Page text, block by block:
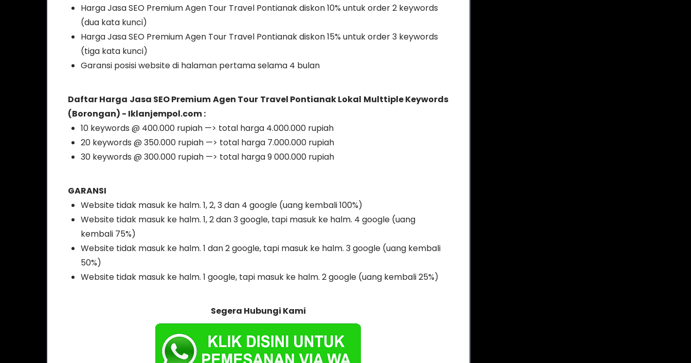
Harga Jasa SEO Premium Agen Tour Travel Pontianak diskon 10% untuk order 2 keywords
(dua kata kunci)
Harga Jasa SEO Premium Agen Tour Travel Pontianak diskon 15% untuk order 3 keywords
(tiga kata kunci)
Garansi posisi website di halaman pertama selama 4 bulan
Daftar Harga Jasa SEO Premium Agen Tour Travel Pontianak Lokal Multtiple Keywords
(Borongan) - Iklanjempol.com :
10 keywords @ 400.000 rupiah —> total harga 4.000.000 rupiah
20 keywords @ 350.000 rupiah —> total harga 7.000.000 rupiah
30 keywords @ 300.000 rupiah —> total harga 9 000.000 rupiah
GARANSI
Website tidak masuk ke halm. 1, 2, 3 dan 4 google (uang kembali 100%)
Website tidak masuk ke halm. 1, 2 dan 3 google, tapi masuk ke halm. 4 google (uang
kembali 75%)
Website tidak masuk ke halm. 1 dan 2 google, tapi masuk ke halm. 3 google (uang kembali
50%)
Website tidak masuk ke halm. 1 google, tapi masuk ke halm. 2 google (uang kembali 25%)
Segera Hubungi Kami